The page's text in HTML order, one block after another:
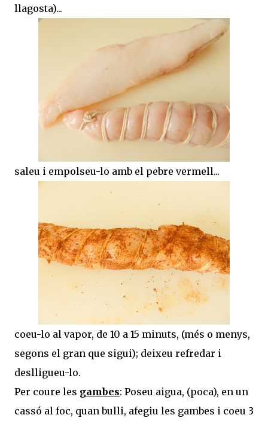
llagosta)...
saleu i empolseu-lo amb el pebre vermell...
coeu-lo al vapor, de 10 a 15 minuts, (més o menys,
segons el gran que sigui); deixeu refredar i
deslligueu-lo.
Per coure les gambes: Poseu aigua, (poca), en un
cassó al foc, quan bulli, afegiu les gambes i coeu 3